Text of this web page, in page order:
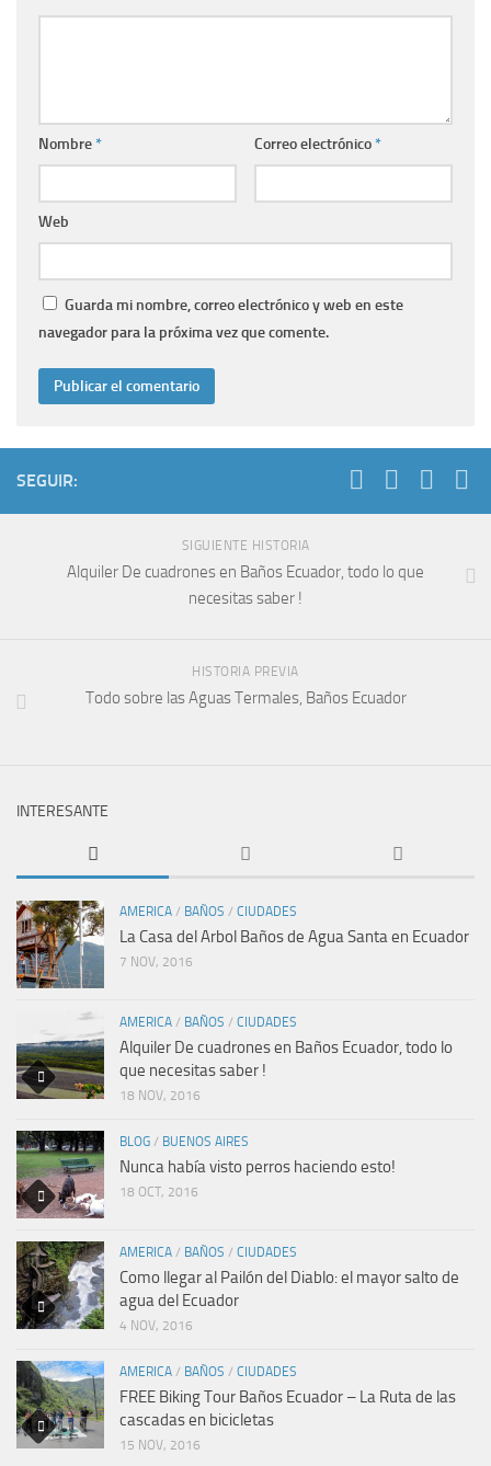
Nombre* Correo electrónico*
Web
Guarda mi nombre, correo electrónico y web en este
navegador para la próxima vez que comente.
SEGUIR:
SIGUIENTE HISTORIA
Alquiler De cuadrones en Baños Ecuador, todo lo que
necesitas saber !
HISTORIA PREVIA
Todo sobre las Aguas Termales, Baños Ecuador
INTERESANTE
AMERICA / BAÑOS / CIUDADES
La Casa del Arbol Baños de Agua Santa en Ecuador
7 NOV, 2016
AMERICA / BAÑOS / CIUDADES
Alquiler De cuadrones en Baños Ecuador, todo lo
que necesitas saber !
18 NOV, 2016
BLOG / BUENOS AIRES
Nunca había visto perros haciendo esto!
18 OCT, 2016
AMERICA / BAÑOS / CIUDADES
Como llegar al Pailón del Diablo: el mayor salto de
agua del Ecuador
4 NOV, 2016
AMERICA / BAÑOS / CIUDADES
FREE Biking Tour Baños Ecuador – La Ruta de las
cascadas en bicicletas
15 NOV, 2016